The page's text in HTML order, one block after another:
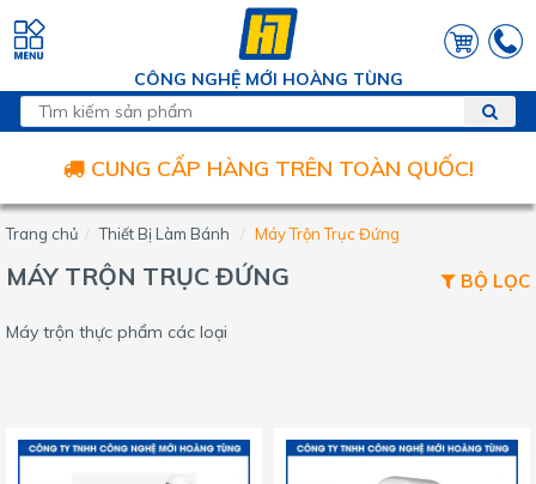
CÔNG NGHỆ MỚI HOÀNG TÙNG
CUNG CẤP HÀNG TRÊN TOÀN QUỐC!
Trang chủ Thiết Bị Làm Bánh Máy Trộn Trục Đứng
MÁY TRỘN TRỤC ĐỨNG BỘ LỌC
Máy trộn thực phẩm các loại